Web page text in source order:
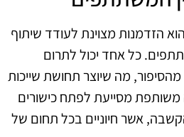
הזדמנות מצוינת לעודד שיתוף
כל אחד יכול לתרום
מהסיפור, מה שיוצר תחושת שייכות
מסייעת לפתח כישורים
אשר חיוניים בכל תחום של